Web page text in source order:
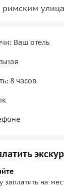
римским
Ваш отель
8 часов
на